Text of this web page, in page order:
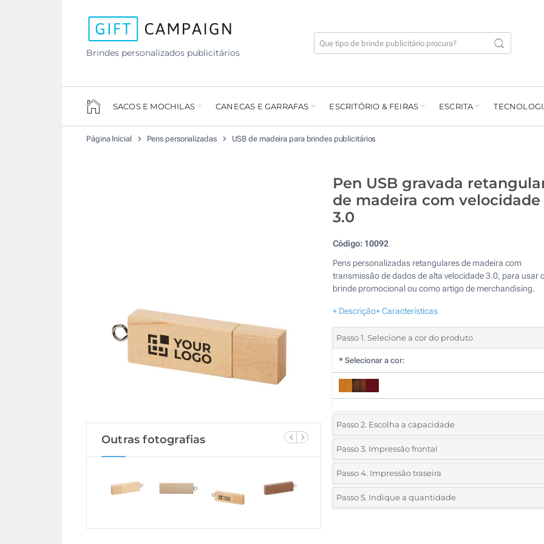
Brindes personalizados publicitários
SACOS E MOCHILAS CANECAS E GARRAFAS ESCRITÓRIO & FEIRAS ESCRITA
Página Inicial Pens personalizadas USB de madeira para brindes publicitários
Outras fotografias
Pen USB gravada
de madeira com velocidade
3.0
Código: 10092
Pens personalizadas retangulares de madeira com
transmissão de dados de alta velocidade 3.0, para usar
brinde promocional ou como artigo de merchandising.
+ Descrição+ Características
Passo 1. Selecione a cor do produto
* Selecionar a cor:
Passo 2. Escolha a capacidade
8 GB
16 GB
32 GB
Passo 3. Impressão frontal
*Selecione a técnica de personalização e o número de
do seu logotipo:
Serigrafia a 1 Cor
Passo 4. Impressão traseira
*Selecione a técnica de personalização e o número de
do seu logotipo:
Passo 5. Indique a quantidade